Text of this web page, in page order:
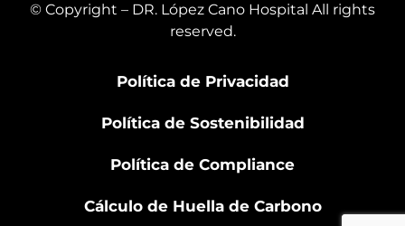
© Copyright – DR. López Cano Hospital All rights
reserved.
Política de Privacidad
Política de Sostenibilidad
Política de Compliance
Cálculo de Huella de Carbono